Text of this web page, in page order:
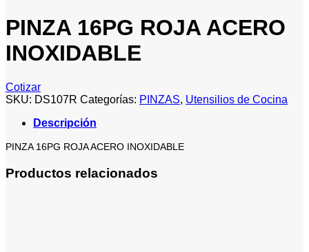
PINZA 16PG ROJA ACERO
INOXIDABLE
Cotizar
SKU: DS107R Categorías: PINZAS, Utensilios de Cocina
Descripción
PINZA 16PG ROJA ACERO INOXIDABLE
Productos relacionados